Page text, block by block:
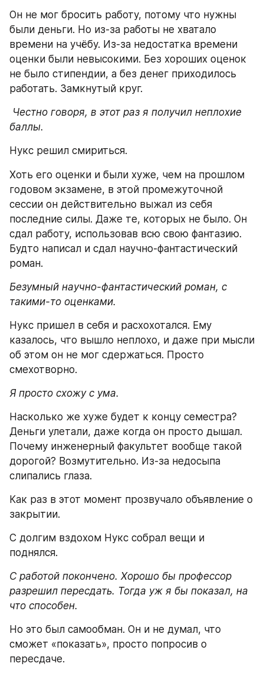
Он не мог бросить работу, потому что нужны
были деньги. Но из-за работы не хватало
времени на учёбу. Из-за недостатка времени
оценки были невысокими. Без хороших оценок
не было стипендии, а без денег приходилось
работать. Замкнутый круг.
Честно говоря, в этот раз я получил неплохие
баллы.
Нукс решил смириться.
Хоть его оценки и были хуже, чем на прошлом
годовом экзамене, в этой промежуточной
сессии он действительно выжал из себя
последние силы. Даже те, которых не было. Он
сдал работу, использовав всю свою фантазию.
Будто написал и сдал научно-фантастический
роман.
Безумный научно-фантастический роман, с
такими-то оценками.
Нукс пришел в себя и расхохотался. Ему
казалось, что вышло неплохо, и даже при мысли
об этом он не мог сдержаться. Просто
смехотворно.
Я просто схожу с ума.
Насколько же хуже будет к концу семестра?
Деньги улетали, даже когда он просто дышал.
Почему инженерный факультет вообще такой
дорогой? Возмутительно. Из-за недосыпа
слипались глаза.
Как раз в этот момент прозвучало объявление о
закрытии.
С долгим вздохом Нукс собрал вещи и
поднялся.
С работой покончено. Хорошо бы профессор
разрешил пересдать. Тогда уж я бы показал, на
что способен.
Но это был самообман. Он и не думал, что
сможет «показать», просто попросив о
пересдаче.